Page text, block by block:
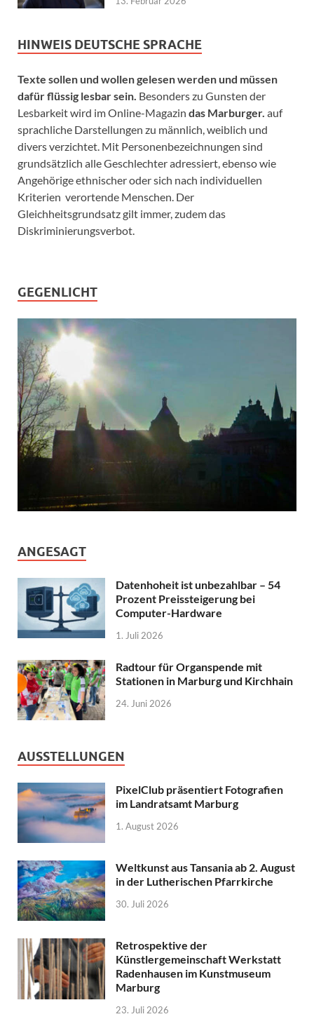
HINWEIS DEUTSCHE SPRACHE
Texte sollen und wollen gelesen werden und müssen
dafür flüssig lesbar sein. Besonders zu Gunsten der
Lesbarkeit wird im Online-Magazin das Marburger. auf
sprachliche Darstellungen zu männlich, weiblich und
divers verzichtet. Mit Personenbezeichnungen sind
grundsätzlich alle Geschlechter adressiert, ebenso wie
Angehörige ethnischer oder sich nach individuellen
Kriterien verortende Menschen. Der
Gleichheitsgrundsatz gilt immer, zudem das
Diskriminierungsverbot.
GEGENLICHT
ANGESAGT
Datenhoheit ist unbezahlbar – 54
Prozent Preissteigerung bei
Computer-Hardware
1. Juli 2026
Radtour für Organspende mit
Stationen in Marburg und Kirchhain
24. Juni 2026
AUSSTELLUNGEN
PixelClub präsentiert Fotografien
im Landratsamt Marburg
1. August 2026
Weltkunst aus Tansania ab 2. August
in der Lutherischen Pfarrkirche
30. Juli 2026
Retrospektive der
Künstlergemeinschaft Werkstatt
Radenhausen im Kunstmuseum
Marburg
23. Juli 2026